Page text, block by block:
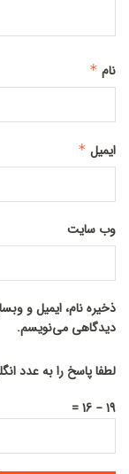
نام *
ایمیل *
وب‌ سایت
ذخیره نام، ایمیل و
دیدگاهی می‌نویسم.
لطفا پاسخ را به عدد
19 − 16 =